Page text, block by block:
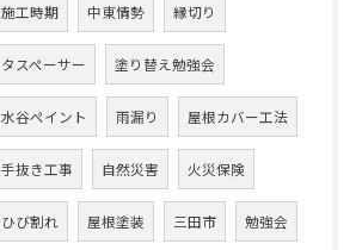
施工時期 中東情勢 縁切り
タスペーサー 塗り替え勉強会
水谷ペイント 雨漏り 屋根カバー工法
手抜き工事 自然災害 火災保険
ひび割れ 屋根塗装 三田市 勉強会